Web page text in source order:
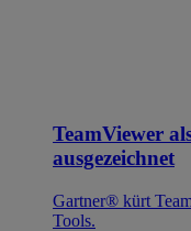
TeamViewer
ausgezeichnet
Gartner® kürt
Tools.